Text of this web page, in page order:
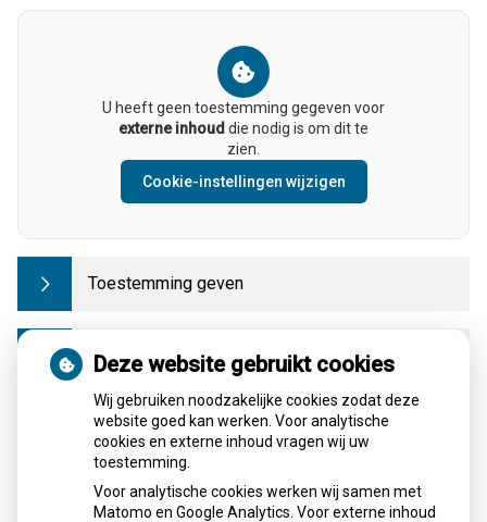
U heeft geen toestemming gegeven voor
externe inhoud die nodig is om dit te
zien.
Cookie-instellingen wijzigen
Toestemming geven
Gegevens opvragen
Regionaal
Wilt u dat zorgverleners uw medische gegevens
elektronisch kunnen delen? Dan kunt u hiervoor mondeling
Deze website gebruikt cookies
Wij gebruiken noodzakelijke cookies zodat deze
website goed kan werken. Voor analytische
cookies en externe inhoud vragen wij uw
toestemming.
Voor analytische cookies werken wij samen met
Matomo en Google Analytics. Voor externe inhoud